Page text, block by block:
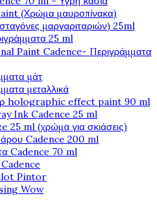
(Χρώμα μαυροπίνακα)
μαργαριταριών) 25ml
25 ml
Paint Cadence- Περιγράμματα
μάτ
μεταλλικά
holographic effect paint 90 ml
Ink Cadence 25 ml
25 ml (χρώμα για σκιάσεις)
Cadence 200 ml
Cadence 70 ml
Pintor
Wow